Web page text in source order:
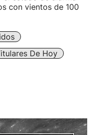
con vientos de 100
De Hoy